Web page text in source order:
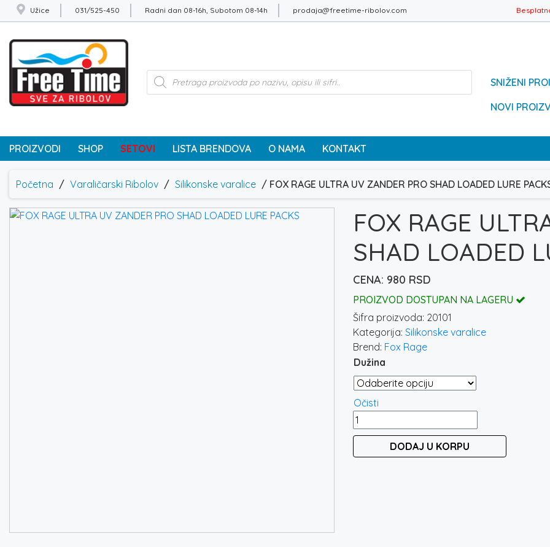
Užice 031/525-450 Radni dan 08-16h, Subotom 08-14h prodaja@freetime-ribolov.com
Products
search
SNIŽENI
NOVI
PROIZVODI SHOP SETOVI LISTA BRENDOVA O NAMA KONTAKT
Početna / Varaličarski Ribolov / Silikonske varalice / FOX RAGE ULTRA UV ZANDER PRO SHAD LOADED LURE
FOX RAGE
SHAD LOADED
980 RSD
PROIZVOD DOSTUPAN NA LAGERU
Šifra proizvoda: 20101
Kategorija: Silikonske varalice
Brend: Fox Rage
Dužina
Očisti
FOX
RAGE
UV
DODAJ U KORPU